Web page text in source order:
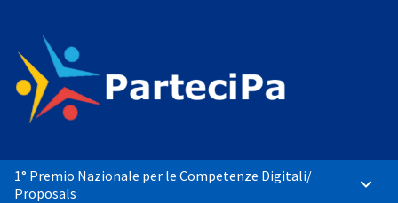
1° Premio Nazionale per le Competenze Digitali/
Proposals
Main